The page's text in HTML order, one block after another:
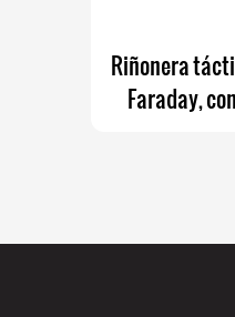
Riñonera
Faraday,